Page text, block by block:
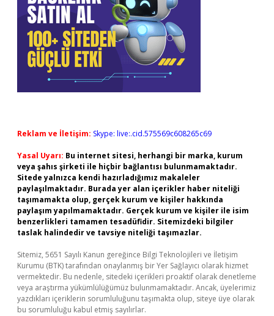
Reklam ve İletişim: Skype: live:.cid.575569c608265c69
Yasal Uyarı: Bu internet sitesi, herhangi bir marka, kurum
veya şahıs şirketi ile hiçbir bağlantısı bulunmamaktadır.
Sitede yalnızca kendi hazırladığımız makaleler
paylaşılmaktadır. Burada yer alan içerikler haber niteliği
taşımamakta olup, gerçek kurum ve kişiler hakkında
paylaşım yapılmamaktadır. Gerçek kurum ve kişiler ile isim
benzerlikleri tamamen tesadüfidir. Sitemizdeki bilgiler
taslak halindedir ve tavsiye niteliği taşımazlar.
Sitemiz, 5651 Sayılı Kanun gereğince Bilgi Teknolojileri ve İletişim
Kurumu (BTK) tarafından onaylanmış bir Yer Sağlayıcı olarak hizmet
vermektedir. Bu nedenle, sitedeki içerikleri proaktif olarak denetleme
veya araştırma yükümlülüğümüz bulunmamaktadır. Ancak, üyelerimiz
yazdıkları içeriklerin sorumluluğunu taşımakta olup, siteye üye olarak
bu sorumluluğu kabul etmiş sayılırlar.